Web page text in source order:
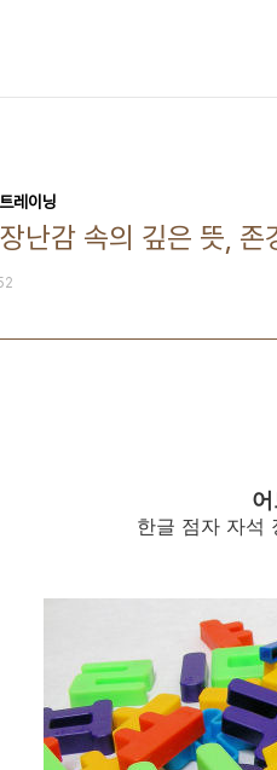
레이닝
난감 속의 깊은 뜻, 존
한글 점자 자석